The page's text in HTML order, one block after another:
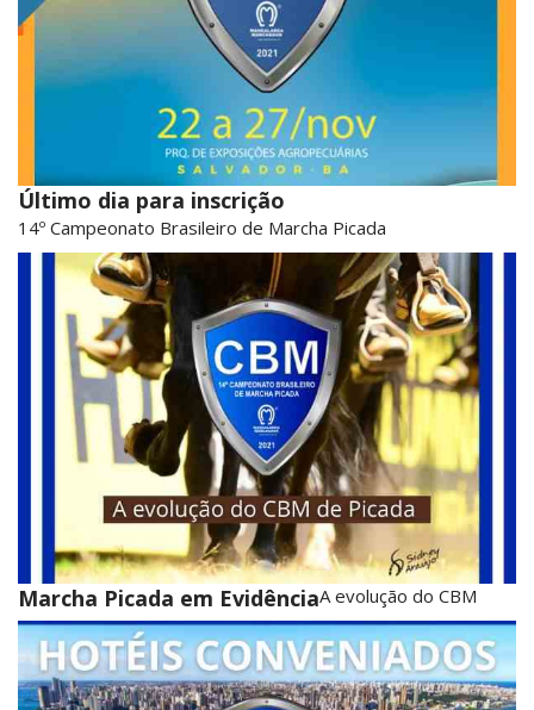
Último dia para inscrição
14º Campeonato Brasileiro de Marcha Picada
Marcha Picada em EvidênciaA evolução do CBM